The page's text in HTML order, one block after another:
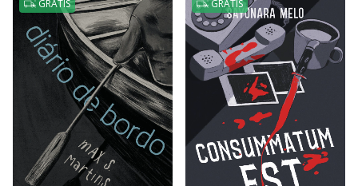
GRÁTIS GRÁTIS